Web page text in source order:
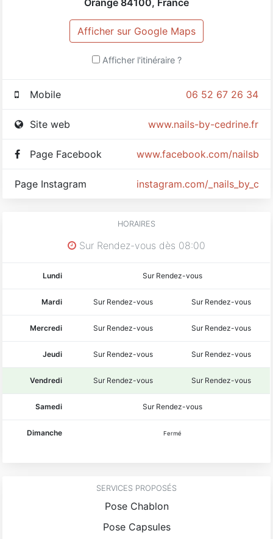
Afficher sur Google Maps
Afficher l'itinéraire ?
06 52 67 26 34
Mobile
www.nails-by-cedrine.fr
Site web
www.facebook.com/
Page Facebook
instagram.com/
Page Instagram
HORAIRES
Sur Rendez-vous dès 08:00
Lundi Sur Rendez-vous
Mardi Sur Rendez-vous Sur Rendez-vous
Mercredi Sur Rendez-vous Sur Rendez-vous
Jeudi Sur Rendez-vous Sur Rendez-vous
Vendredi Sur Rendez-vous Sur Rendez-vous
Samedi Sur Rendez-vous
Dimanche Fermé
SERVICES PROPOSÉS
Pose Chablon
Pose Capsules